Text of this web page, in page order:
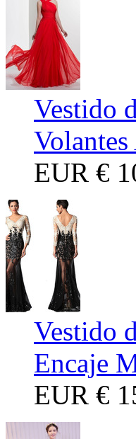
Vestido
EUR €
Vestido
Encaje
EUR €